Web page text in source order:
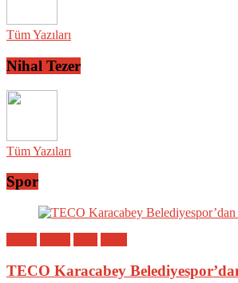
Tüm Yazıları
Nihal Tezer
Tüm Yazıları
Spor
TECO Karacabey